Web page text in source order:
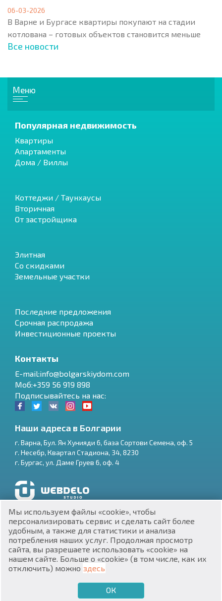
$
₽
₴
zł BG
06-03-2026
В Варне и Бургасе квартиры покупают на стадии
котлована – готовых объектов становится меньше
Все новости
Меню
Популярная недвижимость
Квартиры
Апартаменты
Дома / Виллы
Коттеджи / Таунхаусы
Вторичная
От застройщика
Элитная
Со скидками
Земельные участки
Последние предложения
Срочная распродажа
Инвестиционные проекты
Контакты
E-mail:info@bolgarskiydom.com
Моб:+359 56 919 898
Подписывайтесь на нас:
Наши адреса в Болгарии
г. Варна, Бул. Ян Хунияди 6, база Сортови Семена, оф. 5
г. Несебр, Квартал Стадиона, 34, 8230
г. Бургас, ул. Даме Груев 6, оф. 4
Разработка и SEO продвижение сайтов
ЕИК 201160903
Мы используем файлы «cookie», чтобы
персонализировать сервис и сделать сайт более
удобным, а также для статистики и анализа
потребления наших услуг. Продолжая просмотр
сайта, вы разрешаете использовать «cookie» на
нашем сайте. Больше о «cookie» (в том числе, как их
отключить) можно здесь
ОК